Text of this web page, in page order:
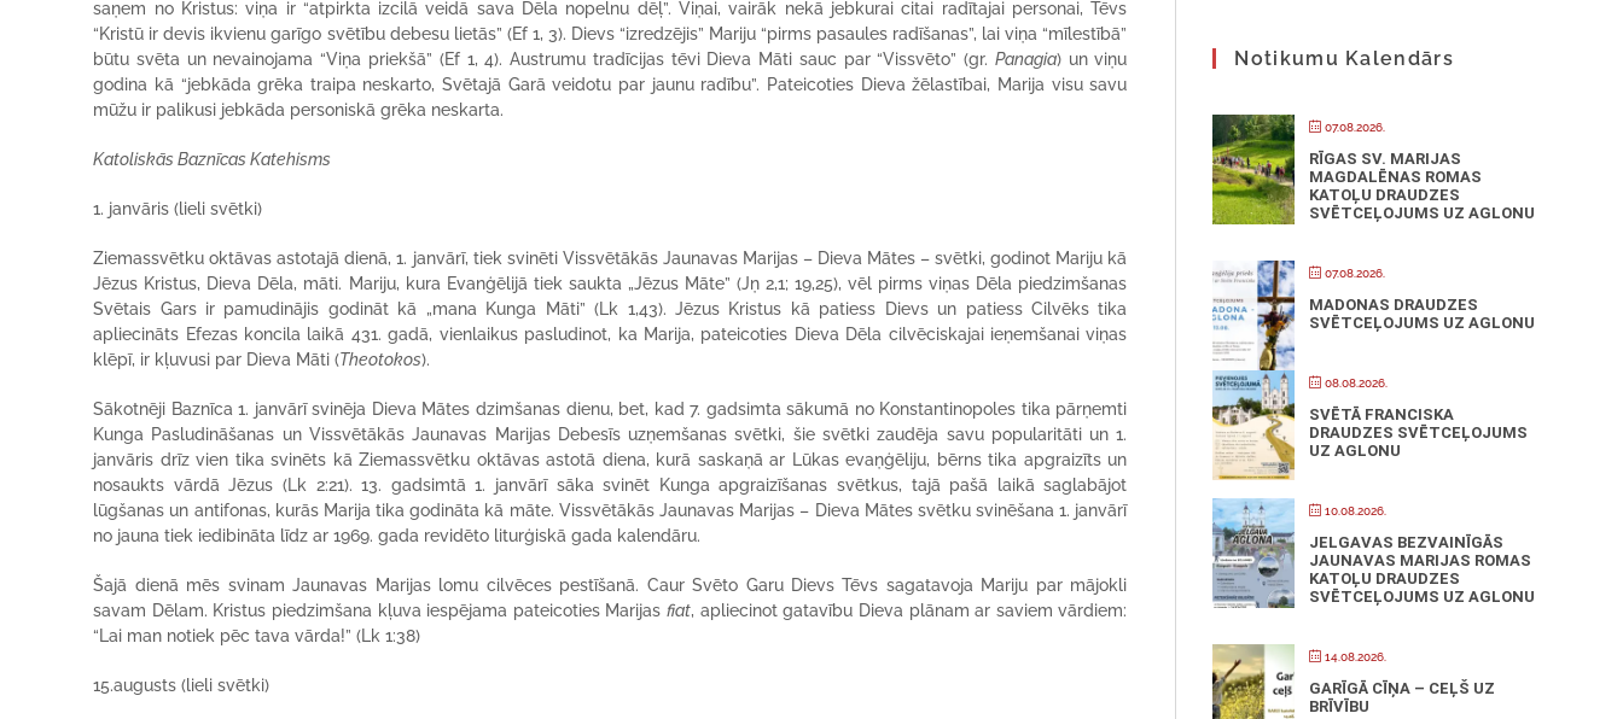
saņem no Kristus: viņa ir “atpirkta izcilā veidā sava Dēla nopelnu dēļ”. Viņai, vairāk nekā jebkurai citai radītajai personai, Tēvs
“Kristū ir devis ikvienu garīgo svētību debesu lietās” (Ef 1, 3). Dievs “izredzējis” Mariju “pirms pasaules radīšanas”, lai viņa “mīlestībā”
būtu svēta un nevainojama “Viņa priekšā” (Ef 1, 4). Austrumu tradīcijas tēvi Dieva Māti sauc par “Vissvēto” (gr. Panagia) un viņu
godina kā “jebkāda grēka traipa neskarto, Svētajā Garā veidotu par jaunu radību”. Pateicoties Dieva žēlastībai, Marija visu savu
mūžu ir palikusi jebkāda personiskā grēka neskarta.
Katoliskās Baznīcas Katehisms
1. janvāris (lieli svētki)
Ziemassvētku oktāvas astotajā dienā, 1. janvārī, tiek svinēti Vissvētākās Jaunavas Marijas – Dieva Mātes – svētki, godinot Mariju kā
Jēzus Kristus, Dieva Dēla, māti. Mariju, kura Evanģēlijā tiek saukta „Jēzus Māte” (Jņ 2,1; 19,25), vēl pirms viņas Dēla piedzimšanas
Svētais Gars ir pamudinājis godināt kā „mana Kunga Māti” (Lk 1,43). Jēzus Kristus kā patiess Dievs un patiess Cilvēks tika
apliecināts Efezas koncila laikā 431. gadā, vienlaikus pasludinot, ka Marija, pateicoties Dieva Dēla cilvēciskajai ieņemšanai viņas
klēpī, ir kļuvusi par Dieva Māti (Theotokos).
Sākotnēji Baznīca 1. janvārī svinēja Dieva Mātes dzimšanas dienu, bet, kad 7. gadsimta sākumā no Konstantinopoles tika pārņemti
Kunga Pasludināšanas un Vissvētākās Jaunavas Marijas Debesīs uzņemšanas svētki, šie svētki zaudēja savu popularitāti un 1.
janvāris drīz vien tika svinēts kā Ziemassvētku oktāvas astotā diena, kurā saskaņā ar Lūkas evaņģēliju, bērns tika apgraizīts un
nosaukts vārdā Jēzus (Lk 2:21). 13. gadsimtā 1. janvārī sāka svinēt Kunga apgraizīšanas svētkus, tajā pašā laikā saglabājot
lūgšanas un antifonas, kurās Marija tika godināta kā māte. Vissvētākās Jaunavas Marijas – Dieva Mātes svētku svinēšana 1. janvārī
no jauna tiek iedibināta līdz ar 1969. gada revidēto liturģiskā gada kalendāru.
Šajā dienā mēs svinam Jaunavas Marijas lomu cilvēces pestīšanā. Caur Svēto Garu Dievs Tēvs sagatavoja Mariju par mājokli
savam Dēlam. Kristus piedzimšana kļuva iespējama pateicoties Marijasfiat, apliecinot gatavību Dieva plānam ar saviem vārdiem:
“Lai man notiek pēc tava vārda!” (Lk 1:38)
15.augusts (lieli svētki)
Notikumu Kalendārs
07.08.2026.
RĪGAS SV. MARIJAS
MAGDALĒNAS ROMAS
KATOĻU DRAUDZES
SVĒTCEĻOJUMS UZ AGLONU
07.08.2026.
MADONAS DRAUDZES
SVĒTCEĻOJUMS UZ AGLONU
08.08.2026.
SVĒTĀ FRANCISKA
DRAUDZES SVĒTCEĻOJUMS
UZ AGLONU
10.08.2026.
JELGAVAS BEZVAINĪGĀS
JAUNAVAS MARIJAS ROMAS
KATOĻU DRAUDZES
SVĒTCEĻOJUMS UZ AGLONU
14.08.2026.
GARĪGĀ CĪŅA – CEĻŠ UZ
BRĪVĪBU